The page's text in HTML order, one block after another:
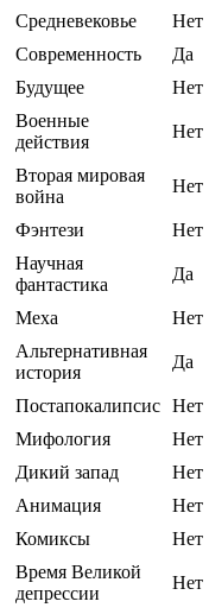
Средневековье
Нет
Современность
Да
Будущее
Нет
Военные
действия
Нет
Вторая мировая
война
Нет
Фэнтези
Нет
Научная
фантастика
Да
Меха
Нет
Альтернативная
история
Да
Постапокалипсис Нет
Мифология
Нет
Дикий запад
Нет
Анимация
Нет
Комиксы
Нет
Время Великой
депрессии
Нет